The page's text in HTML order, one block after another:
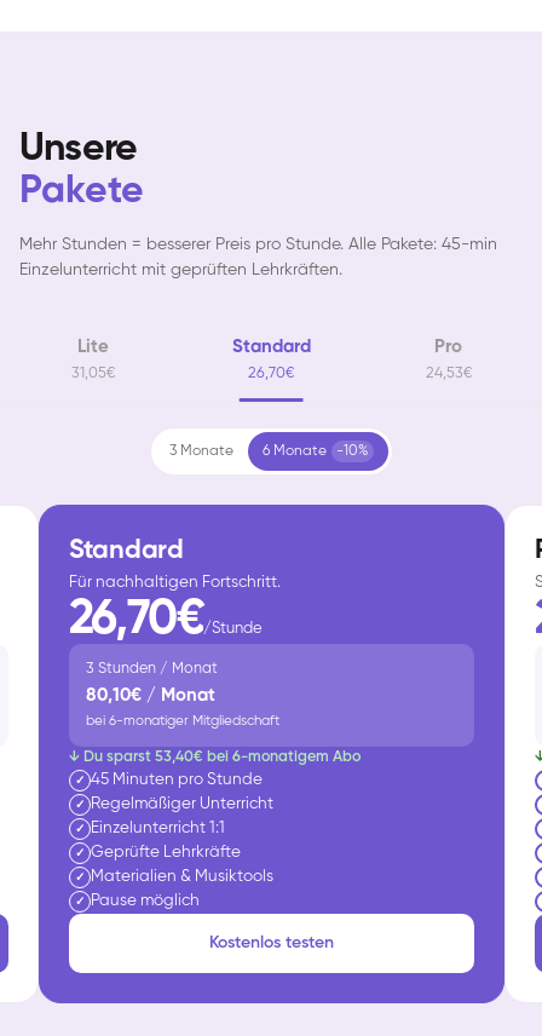
Arians
E-Gitarre
Ingrid
Gitarre
David
Gitarre
Gitarre
Ritchie
Unsere
Pakete
Mehr Stunden = besserer Preis pro Stunde. Alle Pakete: 45-min
Einzelunterricht mit geprüften Lehrkräften.
Lite
31,05€
Standard
26,70€
Pro
24,53€
3 Monate 6 Monate -10%
Standard
Für nachhaltigen Fortschritt.
26,70€/Stunde
3 Stunden / Monat
80,10€ / Monat
bei 6-monatiger Mitgliedschaft
↓ Du sparst 53,40€ bei 6-monatigem Abo
✓ 45 Minuten pro Stunde
✓ Regelmäßiger Unterricht
✓ Einzelunterricht 1:1
✓ Geprüfte Lehrkräfte
✓ Materialien & Musiktools
✓ Pause möglich
Kostenlos testen